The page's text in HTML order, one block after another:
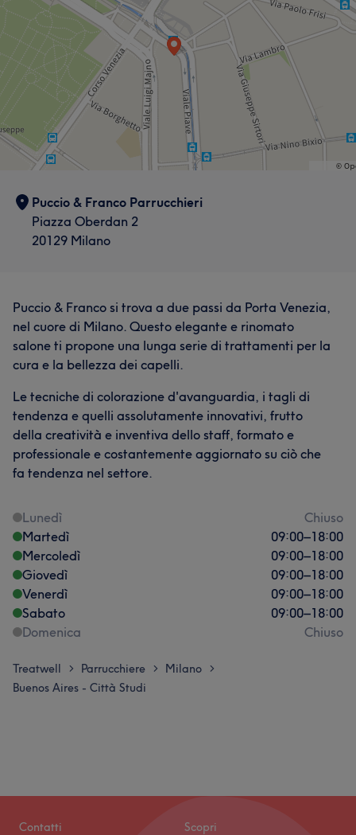
Puccio & Franco Parrucchieri
Piazza Oberdan 2
20129 Milano
Puccio & Franco si trova a due passi da Porta Venezia,
nel cuore di Milano. Questo elegante e rinomato
salone ti propone una lunga serie di trattamenti per la
cura e la bellezza dei capelli.
Le tecniche di colorazione d'avanguardia, i tagli di
tendenza e quelli assolutamente innovativi, frutto
della creatività e inventiva dello staff, formato e
professionale e costantemente aggiornato su ciò che
fa tendenza nel settore.
Lunedì
Chiuso
Martedì
09:00–18:00
Mercoledì
09:00–18:00
Giovedì
09:00–18:00
Venerdì
09:00–18:00
Sabato
09:00–18:00
Domenica
Chiuso
Treatwell > Parrucchiere > Milano >
Buenos Aires - Città Studi
Contatti Scopri